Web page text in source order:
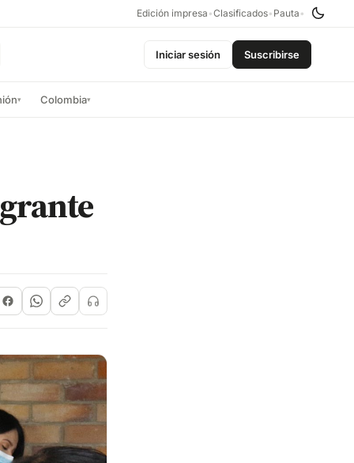
Edición impresa •Clasificados• Pauta •
Iniciar sesión Suscribirse
▾ Colombia▾